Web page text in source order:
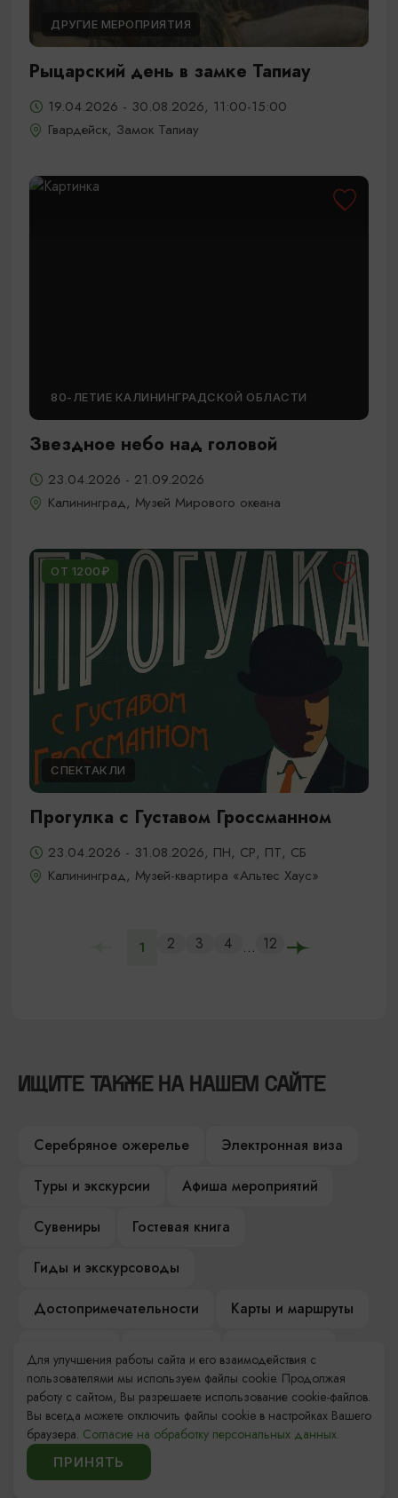
ДРУГИЕ МЕРОПРИЯТИЯ
Рыцарский день в замке Тапиау
19.04.2026 - 30.08.2026, 11:00-15:00
Гвардейск, Замок Тапиау
80-ЛЕТИЕ КАЛИНИНГРАДСКОЙ ОБЛАСТИ
Звездное небо над головой
23.04.2026 - 21.09.2026
Калининград, Музей Мирового океана
ОТ 1200₽
СПЕКТАКЛИ
Прогулка с Густавом Гроссманном
23.04.2026 - 31.08.2026, ПН, СР, ПТ, СБ
Калининград, Музей-квартира «Альтес Хаус»
1 2 3 4 ... 12
ИЩИТЕ ТАКЖЕ НА НАШЕМ САЙТЕ
Серебряное ожерелье
Электронная виза
Туры и экскурсии
Афиша мероприятий
Сувениры
Гостевая книга
Гиды и экскурсоводы
Достопримечательности
Карты и маршруты
Компас Балтийской кухни
Настоящий Калининградец
Музеи
Для улучшения работы сайта и его взаимодействия с
пользователями мы используем файлы cookie. Продолжая
работу с сайтом, Вы разрешаете использование cookie-файлов.
Вы всегда можете отключить файлы cookie в настройках Вашего
браузера. Согласие на обработку персональных данных.
ПРИНЯТЬ